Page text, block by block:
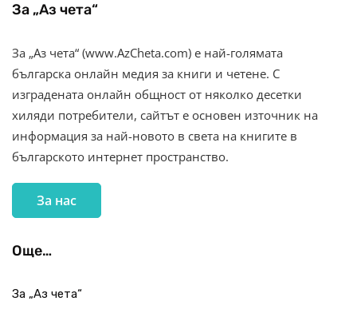
За „Аз чета“
За „Аз чета“ (www.AzCheta.com) е най-голямата
българска онлайн медия за книги и четене. С
изградената онлайн общност от няколко десетки
хиляди потребители, сайтът е основен източник на
информация за най-новото в света на книгите в
българското интернет пространство.
За нас
Още…
За „Аз чета“